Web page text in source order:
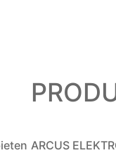
ARCUS